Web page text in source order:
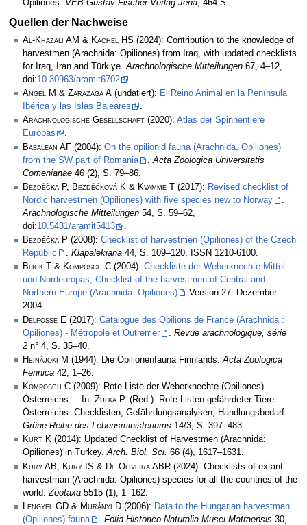
Opiliones. VEB Gustav Fischer Verlag Jena , 464 S.
Quellen der Nachweise
Al-Khazali AM & Kachel HS (2024): Contribution to the knowledge of
harvestmen (Arachnida: Opiliones) from Iraq, with updated checklists
for Iraq, Iran and Türkiye. Arachnologische Mitteilungen 67, 4–12,
doi:10.30963/aramit6702
Angel M & Zarazaga A (undatiert): El Reino Animal en la Península
Ibérica y las Islas Baleares
.
Arachnologische Gesellschaft (2020): Atlas der Spinnentiere
Europas
.
Babalean AF (2004): On the opilionid fauna (Arachnida, Opiliones)
from the SW part of Romania
Acta Zoologica Universitatis
Comenianae 46 (2), S. 79–86.
Bezděčka P, Bezděčková K & Kvamme T (2017): Revised checklist of
Nordic harvestmen (Opiliones) with five species new to Norway
.
Arachnologische Mitteilungen 54, S. 59–62,
doi:10.5431/aramit5413
.
Bezděčka P (2008): Checklist of harvestmen (Opiliones) of the Czech
Republic
. Klapalekiana 44, S. 109–120, ISSN 1210-6100.
Blick T & Komposch C (2004): Checkliste der Weberknechte Mittel-
und Nordeuropas, Checklist of the harvestmen of Central and
Northern Europe (Arachnida: Opiliones)
Version 27. Dezember
2004.
Delfosse E (2017): Catalogue des Opilions de France (Arachnida :
Opiliones) - Métropole et Outremer
Revue arachnologique, série
2 n° 4, S. 35–40.
Heinäjoki M (1944): Die Opilionenfauna Finnlands.Acta Zoologica
Fennica 42, 1–26.
Komposch C (2009): Rote Liste der Weberknechte (Opiliones)
Österreichs. – In: Zulka P. (Red.): Rote Listen gefährdeter Tiere
Österreichs. Checklisten, Gefährdungsanalysen, Handlungsbedarf.
Grüne Reihe des Lebensministeriums 14/3, S. 397–483.
Kurt K (2014): Updated Checklist of Harvestmen (Arachnida:
Opiliones) in Turkey.Arch. Biol. Sci. 66 (4), 1617–1631.
Kury AB, Kury IS & De Oliveira ABR (2024): Checklists of extant
harvestman (Arachnida: Opiliones) species for all the countries of the
world. Zootaxa 5515 (1), 1–162.
Lengyel GD & Murányi D (2006): Data to the Hungarian harvestman
(Opiliones) fauna
. Folia Historico Naturalia Musei Matraensis 30,